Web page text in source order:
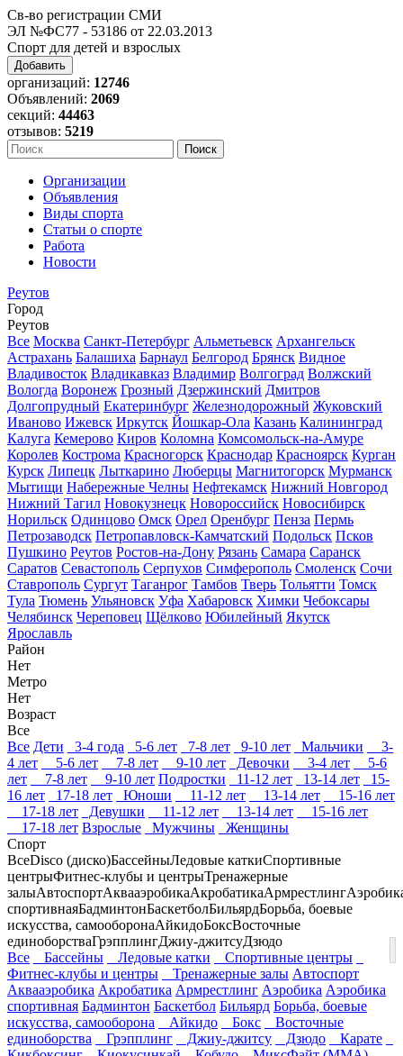
Св-во регистрации СМИ
ЭЛ №ФС77 - 53186 от 22.03.2013
Спорт для детей и взрослых
Добавить
организаций: 12746
Объявлений: 2069
секций: 44463
отзывов: 5219
Организации
Объявления
Виды спорта
Статьи о спорте
Работа
Новости
Реутов
Город
Реутов
Все Москва Санкт-Петербург Альметьевск Архангельск
Астрахань Балашиха Барнаул Белгород Брянск Видное
Владивосток Владикавказ Владимир Волгоград Волжский
Вологда Воронеж Грозный Дзержинский Дмитров
Долгопрудный Екатеринбург Железнодорожный Жуковский
Иваново Ижевск Иркутск Йошкар-Ола Казань Калининград
Калуга Кемерово Киров Коломна Комсомольск-на-Амуре
Королев Кострома Красногорск Краснодар Красноярск Курган
Курск Липецк Лыткарино Люберцы Магнитогорск Мурманск
Мытищи Набережные Челны Нефтекамск Нижний Новгород
Нижний Тагил Новокузнецк Новороссийск Новосибирск
Норильск Одинцово Омск Орел Оренбург Пенза Пермь
Петрозаводск Петропавловск-Камчатский Подольск Псков
Пушкино Реутов Ростов-на-Дону Рязань Самара Саранск
Саратов Севастополь Серпухов Симферополь Смоленск Сочи
Ставрополь Сургут Таганрог Тамбов Тверь Тольятти Томск
Тула Тюмень Ульяновск Уфа Хабаровск Химки Чебоксары
Челябинск Череповец Щёлково Юбилейный Якутск
Ярославль
Район
Нет
Метро
Нет
Возраст
Все
Все Дети 3-4 года 5-6 лет 7-8 лет 9-10 лет Мальчики
3-
4 лет
5-6 лет 7-8 лет 9-10 лет Девочки 3-4 лет
5-6
лет
7-8 лет 9-10 лет Подростки 11-12 лет 13-14 лет
15-
16 лет
17-18 лет Юноши 11-12 лет 13-14 лет
15-16 лет
17-18 лет
Девушки 11-12 лет 13-14 лет
15-16 лет
17-18 лет Взрослые Мужчины
Женщины
Спорт
ВсеDisco (диско)БассейныЛедовые каткиСпортивные
центрыФитнес-клубы и центрыТренажерные
залыАвтоспортАквааэробикаАкробатикаАрмрестлинг
спортивнаяБадминтонБаскетболБильярдБорьба, боевые
искусства, самооборонаАйкидоБоксВосточные
единоборстваГрэпплингДжиу-джитсуДзюдо
Все
Бассейны Ледовые катки
Спортивные центры
Фитнес-клубы и центры
Тренажерные залы Автоспорт
Аквааэробика Акробатика Армрестлинг Аэробика Аэробика
спортивная Бадминтон Баскетбол Бильярд Борьба, боевые
искусства, самооборона
Айкидо Бокс
Восточные
единоборства
Грэпплинг Джиу-джитсу Дзюдо
Карате